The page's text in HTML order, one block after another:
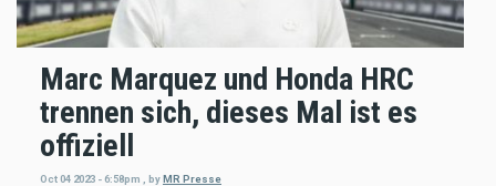
Marc Marquez und Honda HRC
trennen sich, dieses Mal ist es
offiziell
Oct 04 2023 - 6:58pm byMR Presse